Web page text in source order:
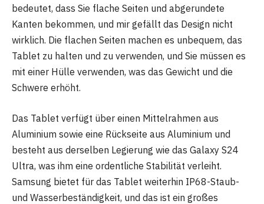
bedeutet, dass Sie flache Seiten und abgerundete
Kanten bekommen, und mir gefällt das Design nicht
wirklich. Die flachen Seiten machen es unbequem, das
Tablet zu halten und zu verwenden, und Sie müssen es
mit einer Hülle verwenden, was das Gewicht und die
Schwere erhöht.
Das Tablet verfügt über einen Mittelrahmen aus
Aluminium sowie eine Rückseite aus Aluminium und
besteht aus derselben Legierung wie das Galaxy S24
Ultra, was ihm eine ordentliche Stabilität verleiht.
Samsung bietet für das Tablet weiterhin IP68-Staub-
und Wasserbeständigkeit, und das ist ein großes